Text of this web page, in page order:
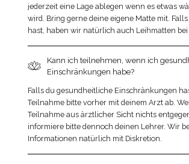
jederzeit eine Lage ablegen wenn es etwas
wird. Bring gerne deine eigene Matte mit.
hast, haben wir natürlich auch Leihmatten
Kann ich teilnehmen, wenn ich
Einschränkungen habe?
Falls du gesundheitliche Einschränkungen
Teilnahme bitte vorher mit deinem Arzt ab.
Teilnahme aus ärztlicher Sicht nichts
informiere bitte dennoch deinen Lehrer. Wir
Informationen natürlich mit Diskretion.